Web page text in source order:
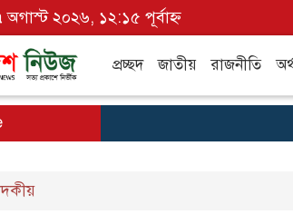
অগাস্ট ২০২৬, ১২:১৫ পূর্বাহ্ন
প্রচ্ছদ জাতীয় রাজনীতি